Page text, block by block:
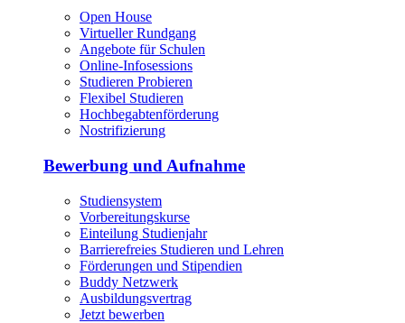
Open House
Virtueller Rundgang
Angebote für Schulen
Online-Infosessions
Studieren Probieren
Flexibel Studieren
Hochbegabtenförderung
Nostrifizierung
Bewerbung und Aufnahme
Studiensystem
Vorbereitungskurse
Einteilung Studienjahr
Barrierefreies Studieren und Lehren
Förderungen und Stipendien
Buddy Netzwerk
Ausbildungsvertrag
Jetzt bewerben